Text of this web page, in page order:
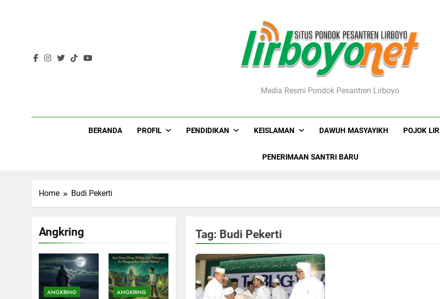
Lirboyo.netMedia Resmi Pondok Pesantren Lirboyo
BERANDA PROFIL PENDIDIKAN KEISLAMAN DAWUH MASYAYIKH POJOK
PENERIMAAN SANTRI BARU
Home Budi Pekerti
Angkring
ANGKRING ANGKRING
Khutbah Idul Fitri di
Rumah
KHUTBAH
Tag: Budi Pekerti